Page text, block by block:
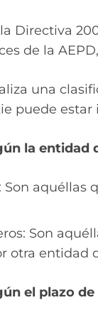
Directiva
de la
una
puede
la entidad
Son
Son
otra entidad
el plazo